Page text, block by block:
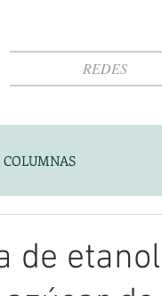
REDES
COLUMNAS
de